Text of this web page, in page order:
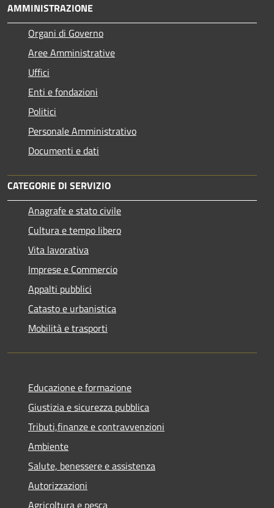
AMMINISTRAZIONE
Organi di Governo
Aree Amministrative
Uffici
Enti e fondazioni
Politici
Personale Amministrativo
Documenti e dati
CATEGORIE DI SERVIZIO
Anagrafe e stato civile
Cultura e tempo libero
Vita lavorativa
Imprese e Commercio
Appalti pubblici
Catasto e urbanistica
Mobilità e trasporti
Educazione e formazione
Giustizia e sicurezza pubblica
Tributi,finanze e contravvenzioni
Ambiente
Salute, benessere e assistenza
Autorizzazioni